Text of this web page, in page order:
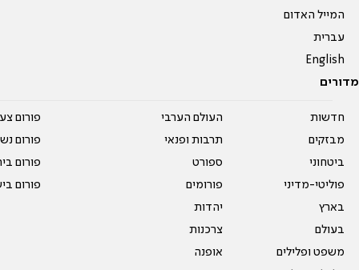
המייל האדום
עברית
English
מדורים
חדשות
מבזקים
ביטחוני
פוליטי-מדיני
בארץ
בעולם
משפט ופלילים
העולם הערבי
תרבות ופנאי
ספורט
פורומים
יהדות
צרכנות
אופנה
פורום
פורום
פורום
פורום